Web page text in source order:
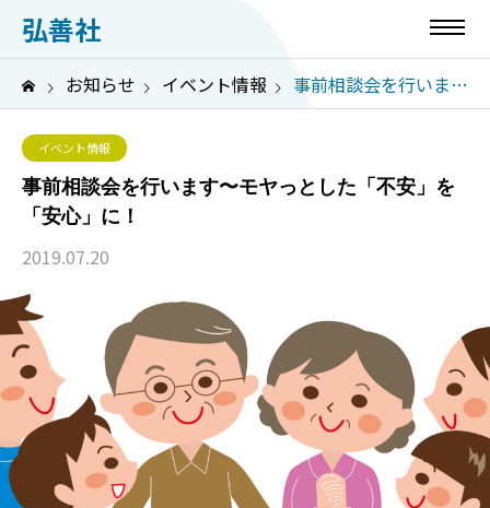
弘善社
お知らせ イベント情報 事前相談会を行います〜モヤっとした「不安」を「安心」に！
イベント情報
事前相談会を行います〜モヤっとした「不安」を
「安心」に！
2019.07.20